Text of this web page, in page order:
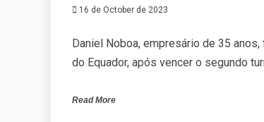
16 de October de 2023
Daniel Noboa, empresário de 35
do Equador, após vencer o segundo
Read More